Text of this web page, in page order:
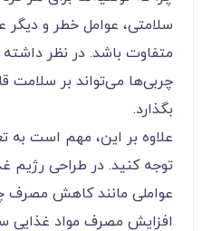
سلامتی، عوامل خطر و دیگر
متفاوت باشد. در نظر
چربی‌ها می‌تواند بر سلامت
بگذارد.
علاوه بر این، مهم است به
توجه کنید. در طراحی رژیم
عواملی مانند کاهش مصرف
افزایش مصرف مواد غذایی